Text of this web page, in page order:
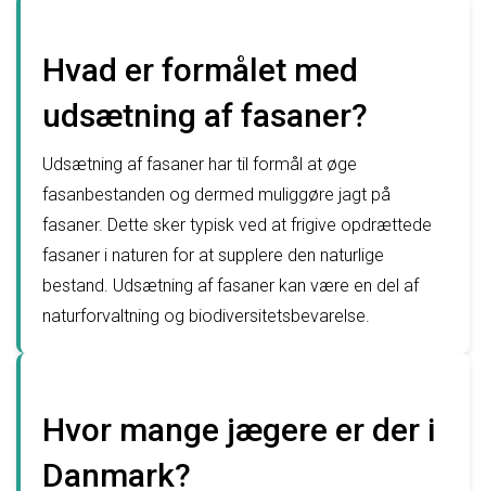
Hvad er formålet med
udsætning af fasaner?
Udsætning af fasaner har til formål at øge
fasanbestanden og dermed muliggøre jagt på
fasaner. Dette sker typisk ved at frigive opdrættede
fasaner i naturen for at supplere den naturlige
bestand. Udsætning af fasaner kan være en del af
naturforvaltning og biodiversitetsbevarelse.
Hvor mange jægere er der i
Danmark?